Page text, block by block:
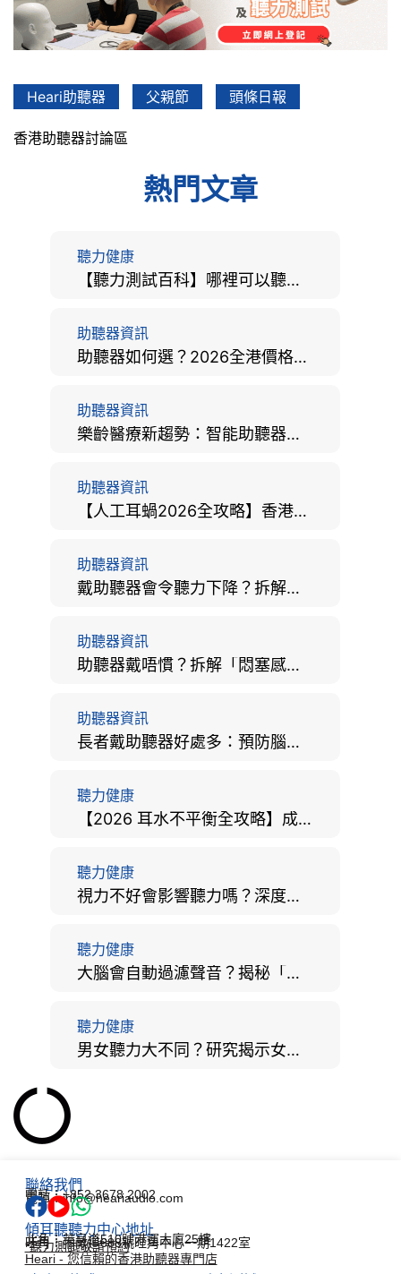
Heari助聽器 父親節 頭條日報
香港助聽器討論區
熱門文章
聽力健康
【聽力測試百科】哪裡可以聽力檢查？費用、標準、流程、在家聽力檢測與iPhone測試全攻略
助聽器資訊
助聽器如何選？2026全港價格比較、款式分析及老人選購全攻略
助聽器資訊
樂齡醫療新趨勢：智能助聽器結合 AI 眼底相機，如何全方位守護長者健康？
助聽器資訊
【人工耳蝸2026全攻略】香港手術費用、原理與副作用評估！
助聽器資訊
戴助聽器會令聽力下降？拆解越戴越聾迷思與聽覺剝奪真相
助聽器資訊
助聽器戴唔慣？拆解「悶塞感」成因、堵耳效應與 4 週適應期全攻略
助聽器資訊
長者戴助聽器好處多：預防腦退化、9大誤區破解及家屬陪伴全手冊
聽力健康
【2026 耳水不平衡全攻略】成因、病徵、治療及改善方法
聽力健康
視力不好會影響聽力嗎？深度拆解大腦「眼耳並用」的科學秘密
聽力健康
大腦會自動過濾聲音？揭秘「聽覺注意」機制與聽力健康的深層關係
聽力健康
男女聽力大不同？研究揭示女性聽覺更靈敏！為何男性更易聽力損失？
聯絡我們
電話：+852 3678 2002
電郵：info@heariaudio.com
傾耳聽聽力中心地址
北角：英皇道510號港運大廈25樓
旺角：彌敦道688號旺角中心一期1422室
*聽力測試敬請預約
Heari - 您信賴的香港助聽器專門店